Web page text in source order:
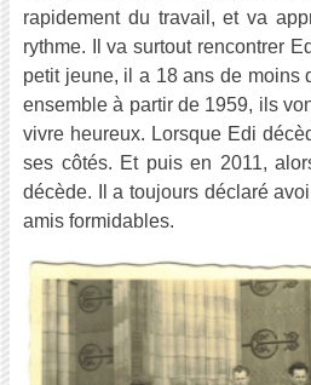
rapidement du travail, et va
rythme. Il va surtout rencontrer
petit jeune, il a 18 ans de moins
ensemble à partir de 1959, ils
vivre heureux. Lorsque Edi
ses côtés. Et puis en 2011,
décède. Il a toujours déclaré
amis formidables.